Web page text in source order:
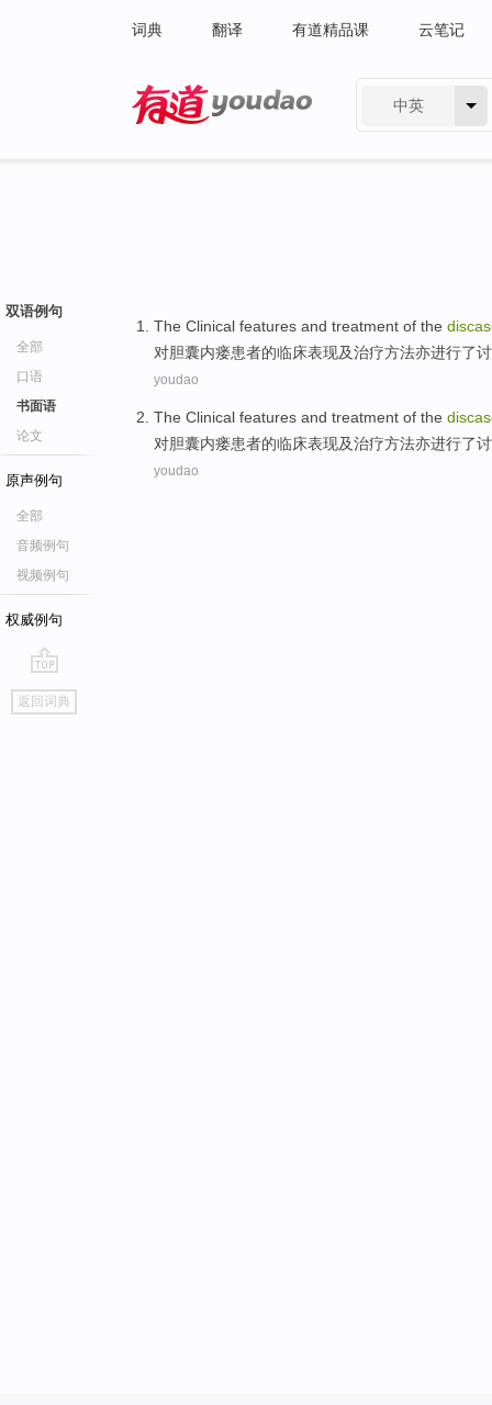
词典 翻译 有道精品课 云笔记
中英
双语例句
全部
口语
书面语
论文
原声例句
全部
音频例句
视频例句
权威例句
go
top
返回词典
The Clinical features and treatment of the
对胆囊内瘘患者的临床表现及治疗方法亦进行了
youdao
The Clinical features and treatment of the
对胆囊内瘘患者的临床表现及治疗方法亦进行了
youdao